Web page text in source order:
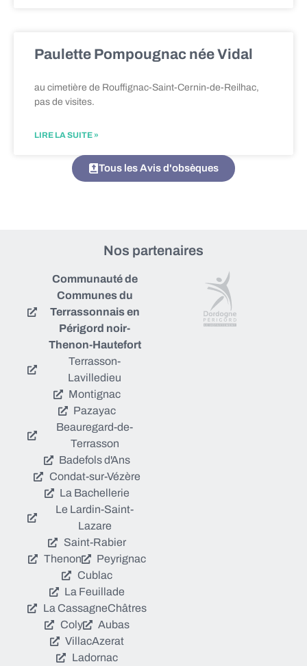
Paulette Pompougnac née Vidal
au cimetière de Rouffignac-Saint-Cernin-de-Reilhac,
pas de visites.
LIRE LA SUITE »
Tous les Avis d'obsèques
Nos partenaires
Communauté de
Communes du
Terrassonnais en
Périgord noir-
Thenon-Hautefort
Terrasson-
Lavilledieu
Montignac
Pazayac
Beauregard-de-
Terrasson
Badefols d'Ans
Condat-sur-Vézère
La Bachellerie
Le Lardin-Saint-
Lazare
Saint-Rabier
Thenon
Peyrignac
Cublac
La Feuillade
La CassagneChâtres
Coly
Aubas
VillacAzerat
Ladornac